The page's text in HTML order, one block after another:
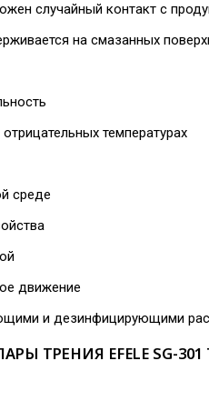
случайный контакт с
на смазанных
температурах
среде
движение
и дезинфицирующими
ТРЕНИЯ EFELE SG-